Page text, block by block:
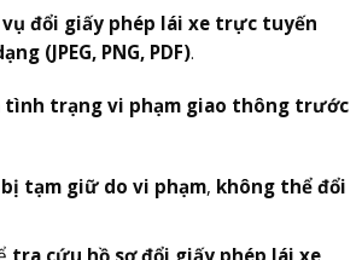
đổi giấy phép lái xe trực tuyến
(JPEG, PNG, PDF).
tình trạng vi phạm giao thông trước
tạm giữ do vi phạm, không thể đổi